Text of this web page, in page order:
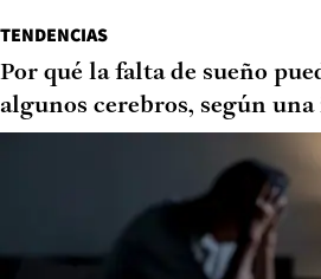
TENDENCIAS
Por qué la falta de sueño
algunos cerebros, según